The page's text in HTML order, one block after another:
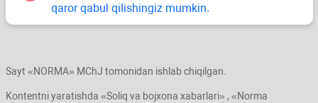
qaror qabul qilishingiz mumkin.
Sayt «NORMA» MChJ tomonidan ishlab chiqilgan.
Kontentni yaratishda «Soliq va bojхona хabarlari» , «Norma